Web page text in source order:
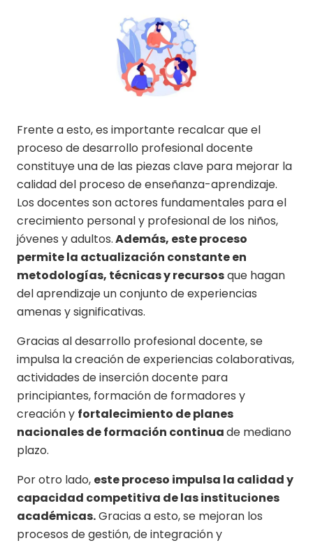
Frente a esto, es importante recalcar que el
proceso de desarrollo profesional docente
constituye una de las piezas clave para mejorar la
calidad del proceso de enseñanza-aprendizaje.
Los docentes son actores fundamentales para el
crecimiento personal y profesional de los niños,
jóvenes y adultos.Además, este proceso
permite la actualización constante en
metodologías, técnicas y recursosque hagan
del aprendizaje un conjunto de experiencias
amenas y significativas.
Gracias al desarrollo profesional docente, se
impulsa la creación de experiencias colaborativas,
actividades de inserción docente para
principiantes, formación de formadores y
creación y fortalecimiento de planes
nacionales de formación continuade mediano
plazo.
Por otro lado, este proceso impulsa la calidad y
capacidad competitiva de las instituciones
académicas.Gracias a esto, se mejoran los
procesos de gestión, de integración y